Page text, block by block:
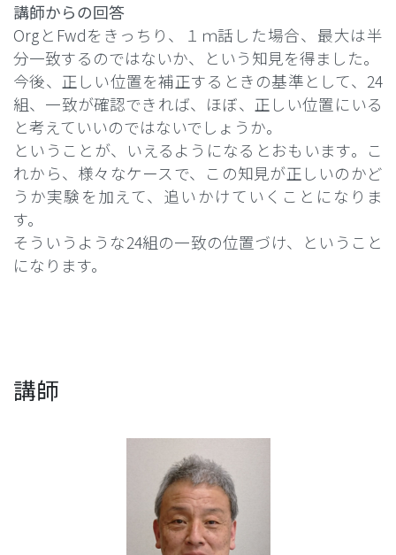
講師からの回答
OrgとFwdをきっちり、１ｍ話した場合、最大は半
分一致するのではないか、という知見を得ました。
今後、正しい位置を補正するときの基準として、24
組、一致が確認できれば、ほぼ、正しい位置にいる
と考えていいのではないでしょうか。
ということが、いえるようになるとおもいます。こ
れから、様々なケースで、この知見が正しいのかど
うか実験を加えて、追いかけていくことになりま
す。
そういうような24組の一致の位置づけ、ということ
になります。
講師